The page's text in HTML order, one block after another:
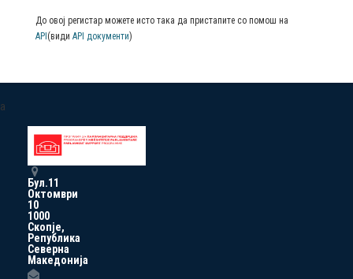
До овој регистар можете исто така да пристапите со помош на
API (види API документи)
a
Бул.11
Октомври
10
1000
Скопје,
Република
Северна
Македонија